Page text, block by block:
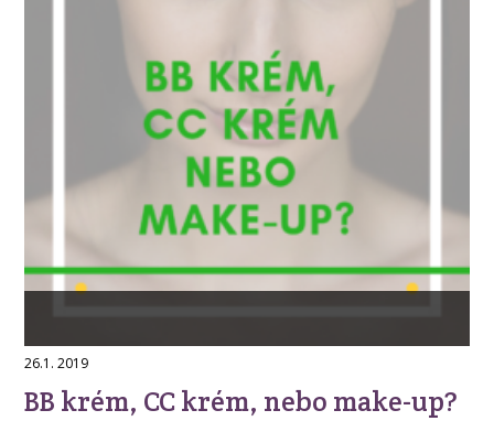
26.1. 2019
BB krém, CC krém, nebo make-up?